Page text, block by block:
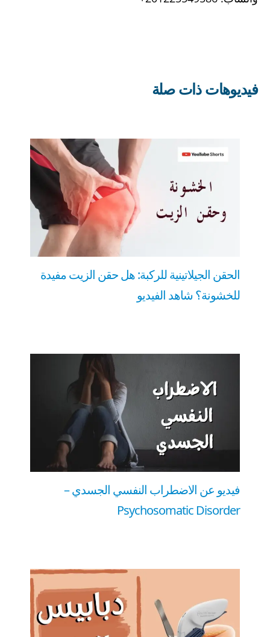
فيديوهات ذات صلة
الحقن الجيلاتينية للركبة: هل حقن الزيت مفيدة
للخشونة؟ شاهد الفيديو
فيديو عن الاضطراب النفسي الجسدي –
Psychosomatic Disorder